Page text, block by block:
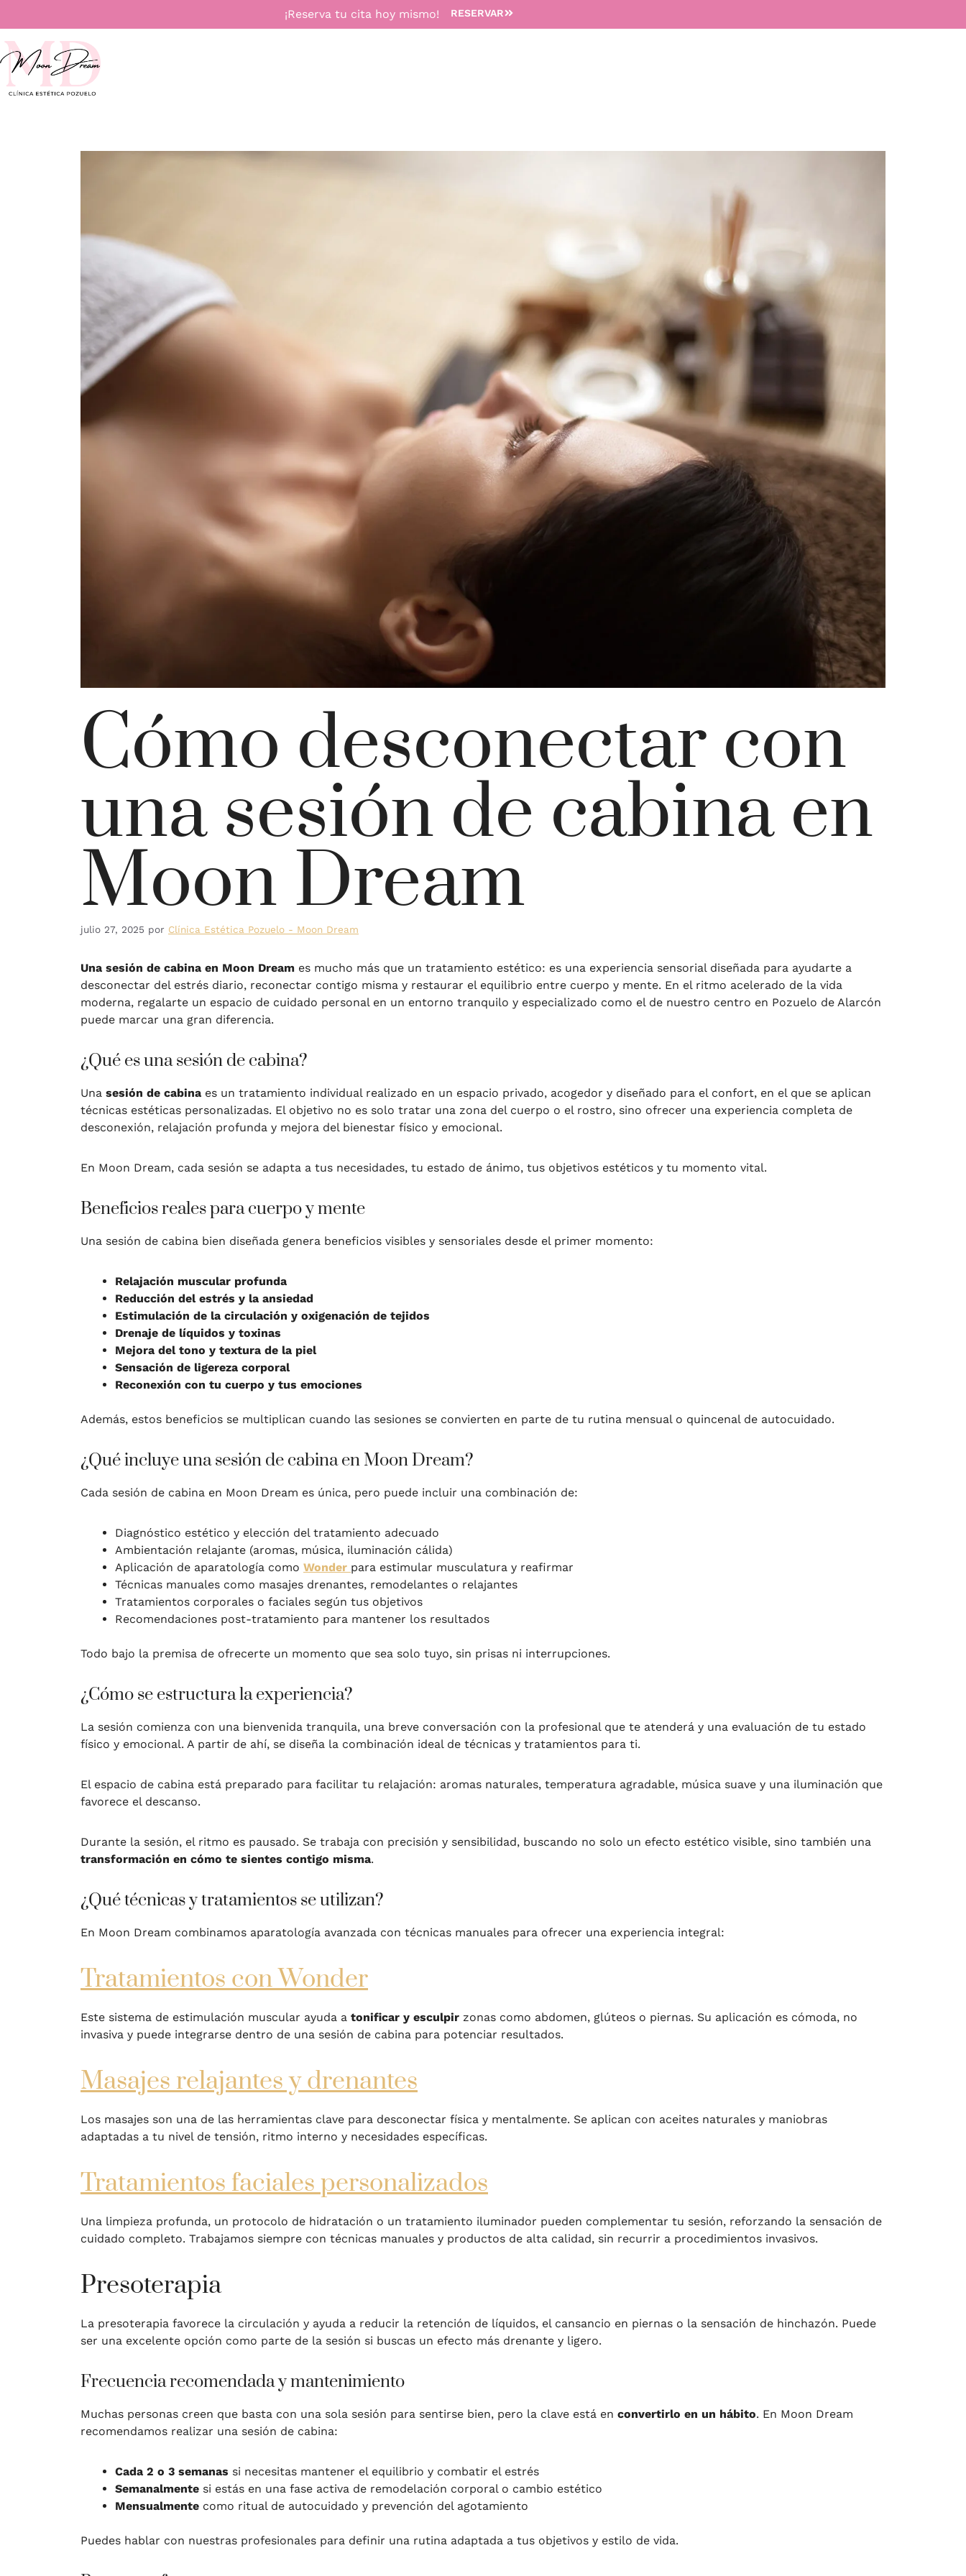
¡Reserva tu cita hoy mismo! RESERVAR
Cómo desconectar con
una sesión de cabina en
Moon Dream
julio 27, 2025 por Clínica Estética Pozuelo - Moon Dream
Una sesión de cabina en Moon Dream es mucho más que un tratamiento estético: es una experiencia sensorial diseñada para ayudarte a
desconectar del estrés diario, reconectar contigo misma y restaurar el equilibrio entre cuerpo y mente. En el ritmo acelerado de la vida
moderna, regalarte un espacio de cuidado personal en un entorno tranquilo y especializado como el de nuestro centro en Pozuelo de Alarcón
puede marcar una gran diferencia.
¿Qué es una sesión de cabina?
Una sesión de cabina es un tratamiento individual realizado en un espacio privado, acogedor y diseñado para el confort, en el que se aplican
técnicas estéticas personalizadas. El objetivo no es solo tratar una zona del cuerpo o el rostro, sino ofrecer una experiencia completa de
desconexión, relajación profunda y mejora del bienestar físico y emocional.
En Moon Dream, cada sesión se adapta a tus necesidades, tu estado de ánimo, tus objetivos estéticos y tu momento vital.
Beneficios reales para cuerpo y mente
Una sesión de cabina bien diseñada genera beneficios visibles y sensoriales desde el primer momento:
Relajación muscular profunda
Reducción del estrés y la ansiedad
Estimulación de la circulación y oxigenación de tejidos
Drenaje de líquidos y toxinas
Mejora del tono y textura de la piel
Sensación de ligereza corporal
Reconexión con tu cuerpo y tus emociones
Además, estos beneficios se multiplican cuando las sesiones se convierten en parte de tu rutina mensual o quincenal de autocuidado.
¿Qué incluye una sesión de cabina en Moon Dream?
Cada sesión de cabina en Moon Dream es única, pero puede incluir una combinación de:
Diagnóstico estético y elección del tratamiento adecuado
Ambientación relajante (aromas, música, iluminación cálida)
Aplicación de aparatología como Wonder para estimular musculatura y reafirmar
Técnicas manuales como masajes drenantes, remodelantes o relajantes
Tratamientos corporales o faciales según tus objetivos
Recomendaciones post-tratamiento para mantener los resultados
Todo bajo la premisa de ofrecerte un momento que sea solo tuyo, sin prisas ni interrupciones.
¿Cómo se estructura la experiencia?
La sesión comienza con una bienvenida tranquila, una breve conversación con la profesional que te atenderá y una evaluación de tu estado
físico y emocional. A partir de ahí, se diseña la combinación ideal de técnicas y tratamientos para ti.
El espacio de cabina está preparado para facilitar tu relajación: aromas naturales, temperatura agradable, música suave y una iluminación que
favorece el descanso.
Durante la sesión, el ritmo es pausado. Se trabaja con precisión y sensibilidad, buscando no solo un efecto estético visible, sino también una
transformación en cómo te sientes contigo misma.
¿Qué técnicas y tratamientos se utilizan?
En Moon Dream combinamos aparatología avanzada con técnicas manuales para ofrecer una experiencia integral:
Tratamientos con Wonder
Este sistema de estimulación muscular ayuda a tonificar y esculpir zonas como abdomen, glúteos o piernas. Su aplicación es cómoda, no
invasiva y puede integrarse dentro de una sesión de cabina para potenciar resultados.
Masajes relajantes y drenantes
Los masajes son una de las herramientas clave para desconectar física y mentalmente. Se aplican con aceites naturales y maniobras
adaptadas a tu nivel de tensión, ritmo interno y necesidades específicas.
Tratamientos faciales personalizados
Una limpieza profunda, un protocolo de hidratación o un tratamiento iluminador pueden complementar tu sesión, reforzando la sensación de
cuidado completo. Trabajamos siempre con técnicas manuales y productos de alta calidad, sin recurrir a procedimientos invasivos.
Presoterapia
La presoterapia favorece la circulación y ayuda a reducir la retención de líquidos, el cansancio en piernas o la sensación de hinchazón. Puede
ser una excelente opción como parte de la sesión si buscas un efecto más drenante y ligero.
Frecuencia recomendada y mantenimiento
Muchas personas creen que basta con una sola sesión para sentirse bien, pero la clave está en convertirlo en un hábito. En Moon Dream
recomendamos realizar una sesión de cabina:
Cada 2 o 3 semanas si necesitas mantener el equilibrio y combatir el estrés
Semanalmente si estás en una fase activa de remodelación corporal o cambio estético
Mensualmente como ritual de autocuidado y prevención del agotamiento
Puedes hablar con nuestras profesionales para definir una rutina adaptada a tus objetivos y estilo de vida.